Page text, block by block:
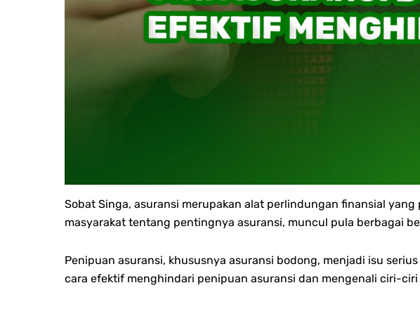
Sobat Singa, asuransi merupakan alat perlindungan finansial
masyarakat tentang pentingnya asuransi, muncul pula berbagai
Penipuan asuransi, khususnya asuransi bodong, menjadi isu
cara efektif menghindari penipuan asuransi dan mengenali ciri-